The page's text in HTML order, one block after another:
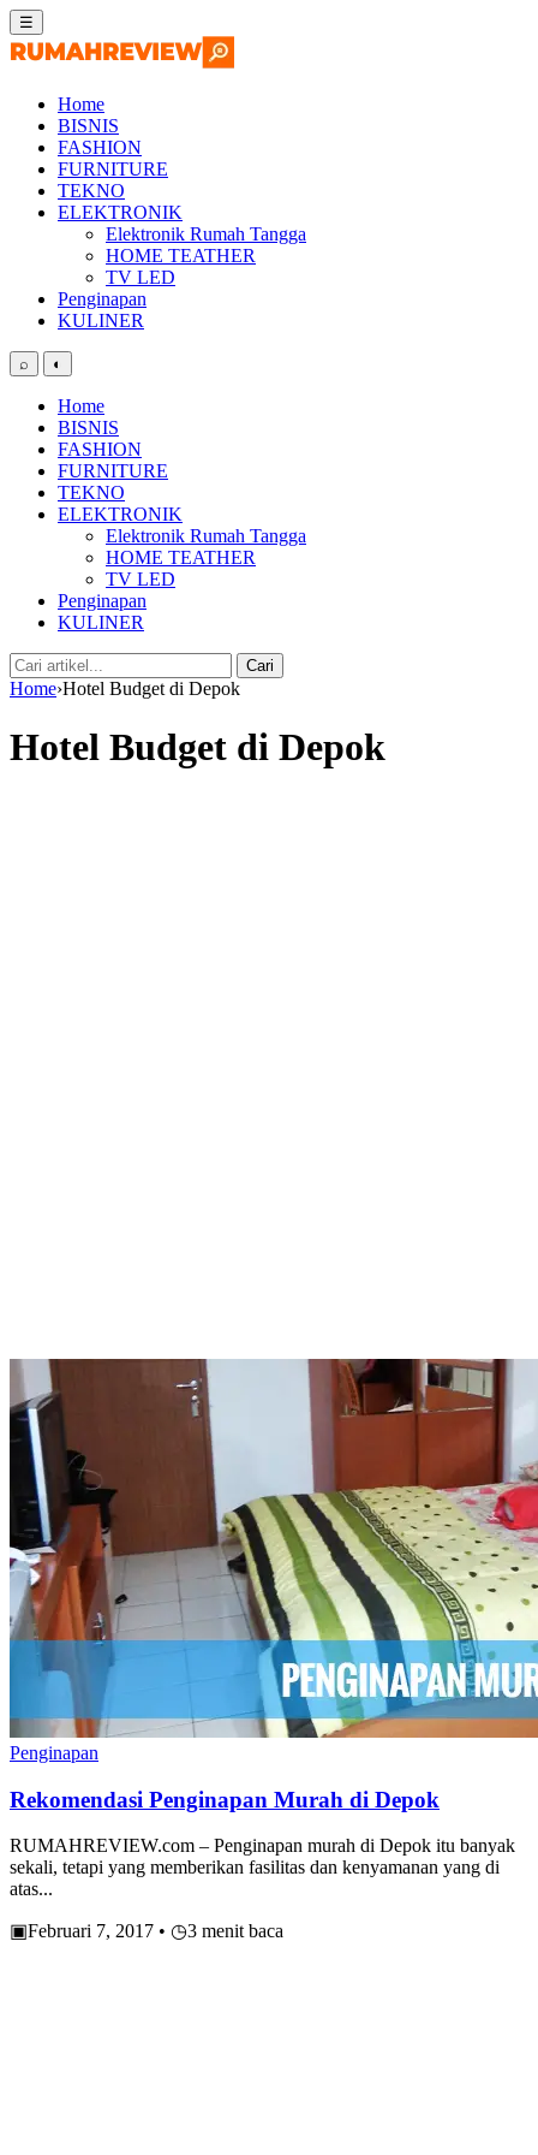
Skip
to
content
☰
Home
BISNIS
FASHION
FURNITURE
TEKNO
ELEKTRONIK
Elektronik Rumah Tangga
HOME TEATHER
TV LED
Penginapan
KULINER
⌕ ◐
Home
BISNIS
FASHION
FURNITURE
TEKNO
ELEKTRONIK
Elektronik Rumah Tangga
HOME TEATHER
TV LED
Penginapan
KULINER
Cari:
Cari
Home›Hotel Budget di Depok
Hotel Budget di Depok
Penginapan
Rekomendasi Penginapan Murah di Depok
RUMAHREVIEW.com – Penginapan murah di Depok itu banyak
sekali, tetapi yang memberikan fasilitas dan kenyamanan yang di
atas...
▣Februari 7, 2017 • ◷3 menit baca